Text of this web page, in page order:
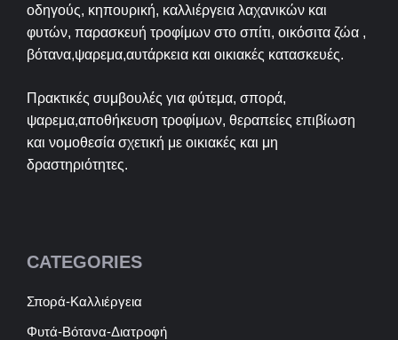
οδηγούς, κηπουρική, καλλιέργεια λαχανικών και
φυτών, παρασκευή τροφίμων στο σπίτι, οικόσιτα ζώα ,
βότανα,ψαρεμα,αυτάρκεια και οικιακές κατασκευές.
Πρακτικές συμβουλές για φύτεμα, σπορά,
ψαρεμα,αποθήκευση τροφίμων, θεραπείες επιβίωση
και νομοθεσία σχετική με οικιακές και μη
δραστηριότητες.
CATEGORIES
Σπορά-Καλλιέργεια
Φυτά-Βότανα-Διατροφή